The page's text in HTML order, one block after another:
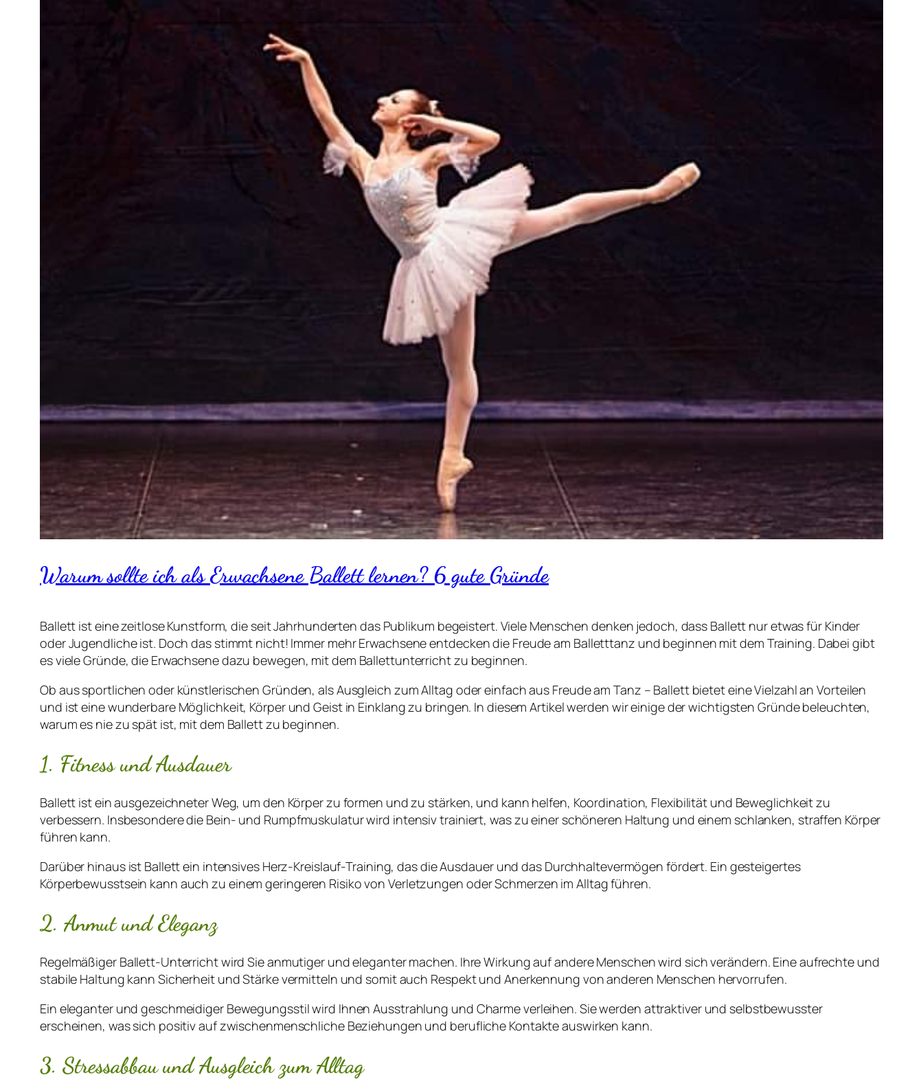
Warum sollte ich als Erwachsene Ballett lernen? 6 gute Gründe
Ballett ist eine zeitlose Kunstform, die seit Jahrhunderten das Publikum begeistert. Viele Menschen denken jedoch, dass Ballett nur etwas für Kinder
oder Jugendliche ist. Doch das stimmt nicht! Immer mehr Erwachsene entdecken die Freude am Balletttanz und beginnen mit dem Training. Dabei gibt
es viele Gründe, die Erwachsene dazu bewegen, mit dem Ballettunterricht zu beginnen.
Ob aus sportlichen oder künstlerischen Gründen, als Ausgleich zum Alltag oder einfach aus Freude am Tanz – Ballett bietet eine Vielzahl an Vorteilen
und ist eine wunderbare Möglichkeit, Körper und Geist in Einklang zu bringen. In diesem Artikel werden wir einige der wichtigsten Gründe beleuchten,
warum es nie zu spät ist, mit dem Ballett zu beginnen.
1. Fitness und Ausdauer
Ballett ist ein ausgezeichneter Weg, um den Körper zu formen und zu stärken, und kann helfen, Koordination, Flexibilität und Beweglichkeit zu
verbessern. Insbesondere die Bein- und Rumpfmuskulatur wird intensiv trainiert, was zu einer schöneren Haltung und einem schlanken, straffen Körper
führen kann.
Darüber hinaus ist Ballett ein intensives Herz-Kreislauf-Training, das die Ausdauer und das Durchhaltevermögen fördert. Ein gesteigertes
Körperbewusstsein kann auch zu einem geringeren Risiko von Verletzungen oder Schmerzen im Alltag führen.
2. Anmut und Eleganz
Regelmäßiger Ballett-Unterricht wird Sie anmutiger und eleganter machen. Ihre Wirkung auf andere Menschen wird sich verändern. Eine aufrechte und
stabile Haltung kann Sicherheit und Stärke vermitteln und somit auch Respekt und Anerkennung von anderen Menschen hervorrufen.
Ein eleganter und geschmeidiger Bewegungsstil wird Ihnen Ausstrahlung und Charme verleihen. Sie werden attraktiver und selbstbewusster
erscheinen, was sich positiv auf zwischenmenschliche Beziehungen und berufliche Kontakte auswirken kann.
3. Stressabbau und Ausgleich zum Alltag